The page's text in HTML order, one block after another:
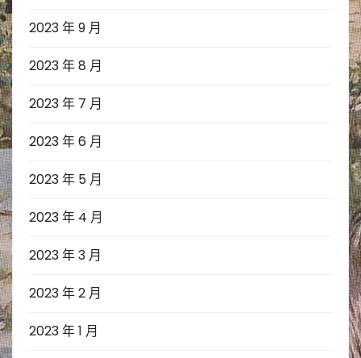
2023 年 9 月
2023 年 8 月
2023 年 7 月
2023 年 6 月
2023 年 5 月
2023 年 4 月
2023 年 3 月
2023 年 2 月
2023 年 1 月